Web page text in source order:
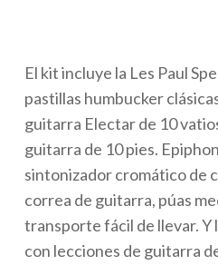
El kit incluye la Les Paul
pastillas humbucker
guitarra Electar de 10
guitarra de 10 pies.
sintonizador cromático de
correa de guitarra, púas
transporte fácil de llevar. Y
con lecciones de guitarra